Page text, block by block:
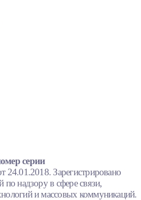
серии
Зарегистрировано
надзору в сфере связи,
и массовых коммуникаций.